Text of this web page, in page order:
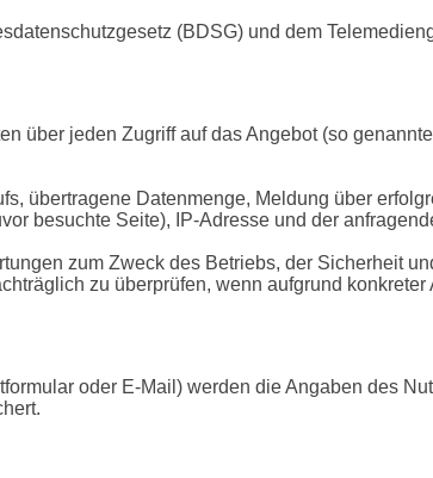
(BDSG) und dem
über jeden Zugriff auf das Angebot (so
übertragene Datenmenge, Meldung über
besuchte Seite), IP-Adresse und der
zum Zweck des Betriebs, der Sicherheit
zu überprüfen, wenn aufgrund
oder E-Mail) werden die Angaben des